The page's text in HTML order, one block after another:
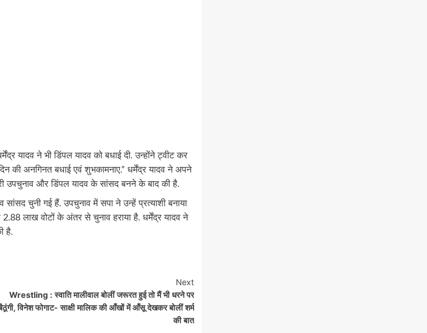
यादव ने भी डिंपल यादव को बधाई दी. उन्होंने ट्वीट कर
की अनगिनत बधाई एवं शुभकामनाए.” धर्मेंद्र यादव ने अपने
उपचुनाव और डिंपल यादव के सांसद बनने के बाद की है.
चुनी गई हैं. उपचुनाव में सपा ने उन्हें प्रत्याशी बनाया
लाख वोटों के अंतर से चुनाव हराया है. धर्मेंद्र यादव ने
है.
Next
Wrestling : स्वाति मालीवाल बोलीं जरूरत हुई तो मैं भी धरने पर
विनेश फोगाट- साक्षी मालिक की आँखों में आँसू देखकर बोलीं शर्म
की बात